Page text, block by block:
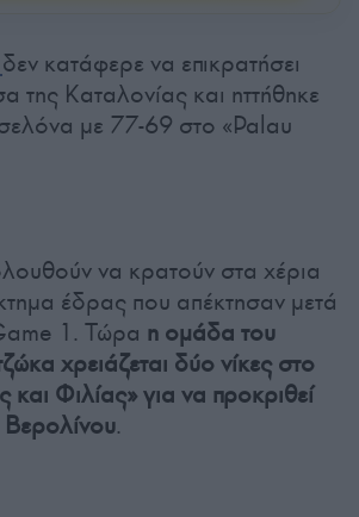
δεν κατάφερε να επικρατήσει
της Καταλονίας και ηττήθηκε
με 77-69 στο «Palau
να κρατούν στα χέρια
έδρας που απέκτησαν μετά
1. Τώρα η ομάδα του
χρειάζεται δύο νίκες στο
και Φιλίας» για να προκριθεί
.